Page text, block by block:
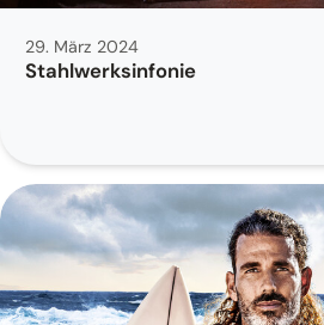
29. März 2024
Stahlwerksinfonie